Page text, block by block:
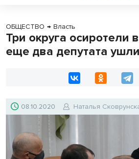
ОБЩЕСТВО → Власть
Три округа осиротели
еще два депутата
08.10.2020 Наталья